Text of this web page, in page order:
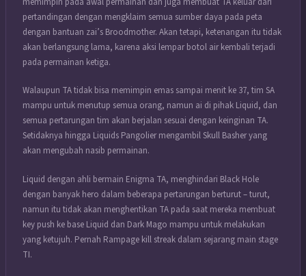
pertandingan dengan mengklaim semua sumber daya pada peta
dengan bantuan zai’s Broodmother. Akan tetapi, ketenangan itu tidak
akan berlangsung lama, karena aksi lempar botol air kembali terjadi
pada permainan ketiga.
Walaupun TA tidak bisa memimpin emas sampai menit ke 37, tim SA
mampu untuk menutup semua orang, namun ai di pihak Liquid, dan
semua pertarungan tim akan berjalan sesuai dengan keinginan TA.
Setidaknya hingga Liquids Pangolier mengambil Skull Basher yang
akan mengubah nasib permainan.
Liquid dengan ahli bermain Enigma TA, menghindari Black Hole
dengan banyak hero dalam beberapa pertarungan berturut – turut,
namun itu tidak akan menghentikan TA pada saat mereka membuat
key push ke base Liquid dan Dark Mago mampu untuk melakukan
yang ketujuh. Pernah Rampage kill streak dalam sejarang main stage
TI.